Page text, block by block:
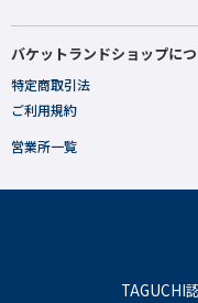
バケットランドショップに
特定商取引法
ご利用規約
営業所一覧
TAGUCHI